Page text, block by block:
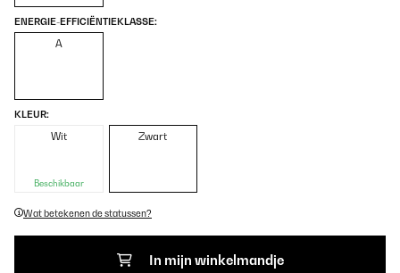
ENERGIE-EFFICIËNTIEKLASSE:
A
KLEUR:
Wit
Beschikbaar
Zwart
Wat betekenen de statussen?
In mijn winkelmandje